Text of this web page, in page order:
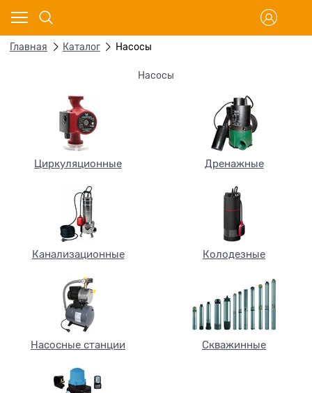
Главная Каталог Насосы
Насосы
Циркуляционные Дренажные
Канализационные Колодезные
Насосные станции Скважинные